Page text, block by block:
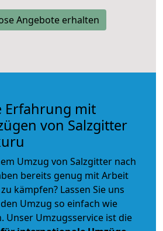
Angebote erhalten
Erfahrung mit
von Salzgitter
Umzug von Salzgitter nach
bereits genug mit Arbeit
kämpfen? Lassen Sie uns
Umzug so einfach wie
Unser Umzugsservice ist die